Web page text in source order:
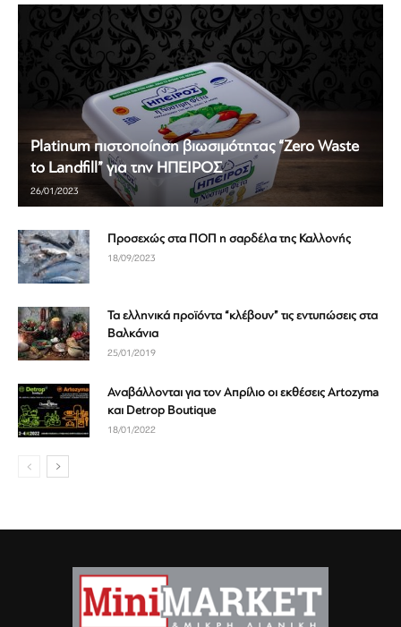
Platinum πιστοποίηση βιωσιμότητας “Zero Waste
to Landfill” για την ΗΠΕΙΡΟΣ
26/01/2023
Προσεχώς στα ΠΟΠ η σαρδέλα της Καλλονής
18/09/2023
Τα ελληνικά προϊόντα “κλέβουν” τις εντυπώσεις στα
Βαλκάνια
25/01/2019
Αναβάλλονται για τον Απρίλιο οι εκθέσεις Artozyma
και Detrop Boutique
18/01/2022